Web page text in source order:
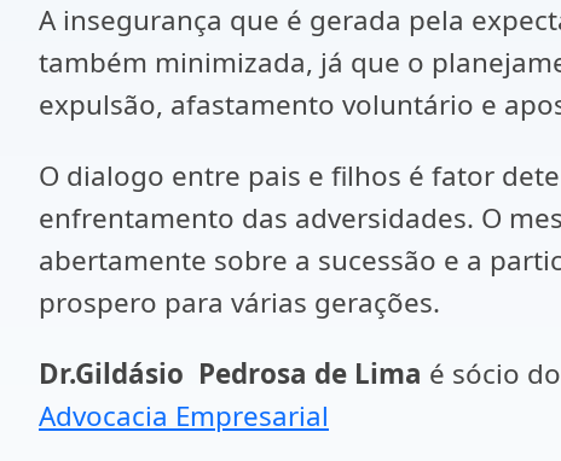
A insegurança que é gerada pela
também minimizada, já que o
expulsão, afastamento voluntário e
O dialogo entre pais e filhos é fator
enfrentamento das adversidades. O
abertamente sobre a sucessão e a
prospero para várias gerações.
Dr.Gildásio Pedrosa de Lima é sócio
Advocacia Empresarial